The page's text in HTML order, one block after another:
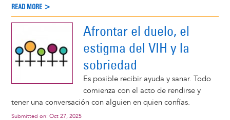
READ MORE >
Afrontar el duelo, el
estigma del VIH y la
sobriedad
Es posible recibir ayuda y sanar. Todo
comienza con el acto de rendirse y
tener una conversación con alguien en quien confías.
Submitted on: Oct 27, 2025